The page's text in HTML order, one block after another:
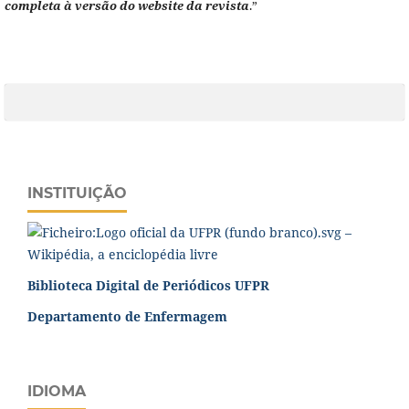
completa à versão do website da revista.”
INSTITUIÇÃO
Biblioteca Digital de Periódicos UFPR
Departamento de Enfermagem
IDIOMA